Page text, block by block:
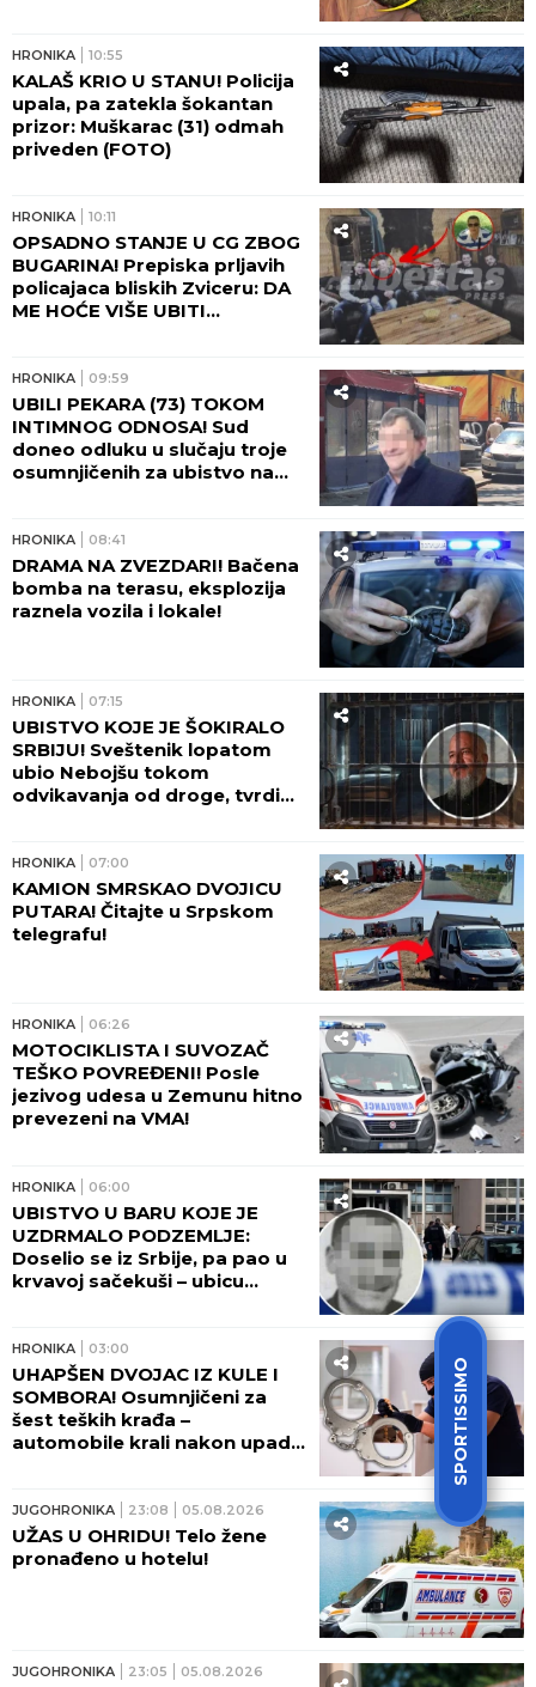
SPORTISSIMO
HRONIKA 10:55
KALAŠ KRIO U STANU! Policija
upala, pa zatekla šokantan
prizor: Muškarac (31) odmah
priveden (FOTO)
HRONIKA 10:11
OPSADNO STANJE U CG ZBOG
BUGARINA! Prepiska prljavih
policajaca bliskih Zviceru: DA
ME HOĆE VIŠE UBITI...
HRONIKA 09:59
UBILI PEKARA (73) TOKOM
INTIMNOG ODNOSA! Sud
doneo odluku u slučaju troje
osumnjičenih za ubistvo na
HRONIKA 08:41
DRAMA NA ZVEZDARI! Bačena
bomba na terasu, eksplozija
raznela vozila i lokale!
HRONIKA 07:15
UBISTVO KOJE JE ŠOKIRALO
SRBIJU! Sveštenik lopatom
ubio Nebojšu tokom
odvikavanja od droge, tvrdio
HRONIKA 07:00
KAMION SMRSKAO DVOJICU
PUTARA! Čitajte u Srpskom
telegrafu!
HRONIKA 06:26
MOTOCIKLISTA I SUVOZAČ
TEŠKO POVREĐENI! Posle
jezivog udesa u Zemunu hitno
prevezeni na VMA!
HRONIKA 06:00
UBISTVO U BARU KOJE JE
UZDRMALO PODZEMLJE:
Doselio se iz Srbije, pa pao u
krvavoj sačekuši – ubicu
HRONIKA 03:00
UHAPŠEN DVOJAC IZ KULE I
SOMBORA! Osumnjičeni za
šest teških krađa –
automobile krali nakon upada
JUGOHRONIKA 23:08 05.08.2026
UŽAS U OHRIDU! Telo žene
pronađeno u hotelu!
JUGOHRONIKA 23:05 05.08.2026